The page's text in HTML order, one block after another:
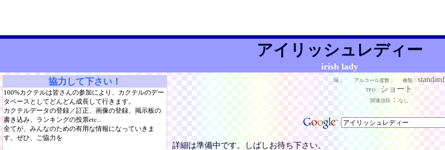
アイリッシュレディー
irish lady
協力して下さい！
100%カクテルは皆さんの参加により、カクテルのデー
タベースとしてどんどん成長して行きます。
カクテルデータの登録／訂正、画像の登録、掲示板の
書き込み、ランキングの投票etc...
全てが、みんなのための有用な情報になっていきま
す。ぜひ、ご協力を
味： アルコール度数： 種類：standard
TPO：ショート
関連項目：なし
詳細は準備中です。しばしお待ち下さい。